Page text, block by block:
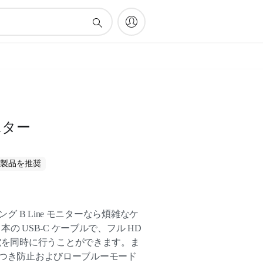
ー
製品を推奨
グ B Line モニターなら煩雑なケ
の USB-C ケーブルで、フル HD
同時に行うことができます。ま
き防止およびローブルーモード